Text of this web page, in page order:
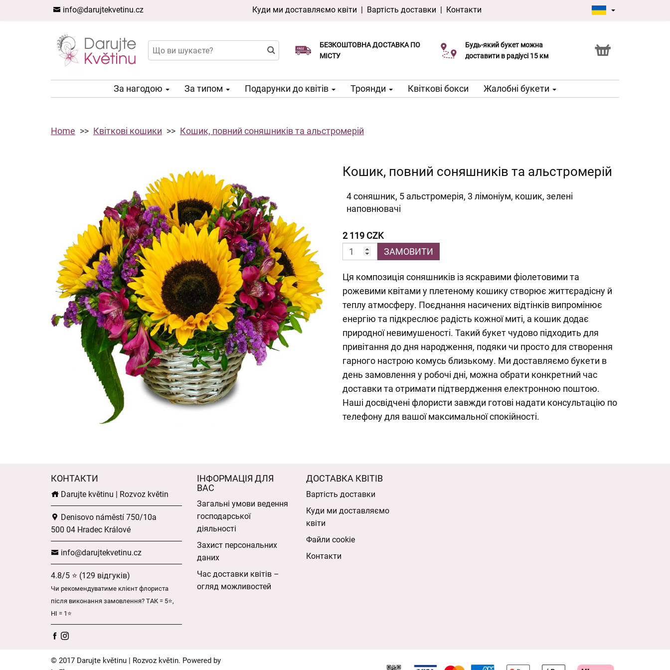
info@darujtekvetinu.cz Куди ми доставляємо квіти | Вартість доставки | Контакти
БЕЗКОШТОВНА ДОСТАВКА ПО
МІСТУ
Доставка в той же день доступна
Виберіть дату доставки
Будь-який букет можна
доставити в радіусі 15 км
Послуга Click & Collect
За нагодою За типом Подарунки до квітів Троянди Квіткові бокси Жалобні букети
Home Квіткові кошики Кошик, повний соняшників та альстромерій
Кошик, повний соняшників та альстромерій
4 соняшник, 5 альстромерія, 3 лімоніум, кошик, зелені
наповнювачі
2 119 CZK
ЗАМОВИТИ
Ця композиція соняшників із яскравими фіолетовими та
рожевими квітами у плетеному кошику створює життєрадісну й
теплу атмосферу. Поєднання насичених відтінків випромінює
енергію та підкреслює радість кожної миті, а кошик додає
природної невимушеності. Такий букет чудово підходить для
привітання до дня народження, подяки чи просто для створення
гарного настрою комусь близькому. Ми доставляємо букети в
день замовлення у робочі дні, можна обрати конкретний час
доставки та отримати підтвердження електронною поштою.
Наші досвідчені флористи завжди готові надати консультацію по
телефону для вашої максимальної спокійності.
КОНТАКТИ
Darujte květinu | Rozvoz květin
Denisovo náměstí 750/10a
500 04 Hradec Králové
info@darujtekvetinu.cz
4.8/5 ⭐ (129 відгуків)
Чи рекомендуватиме клієнт флориста
після виконання замовлення? ТАК = 5⭐,
НІ = 1⭐
ІНФОРМАЦІЯ ДЛЯ
ВАС
Загальні умови ведення
господарської
діяльності
Захист персональних
даних
Час доставки квітів –
огляд можливостей
ДОСТАВКА КВІТІВ
Вартість доставки
Куди ми доставляємо
квіти
Файли cookie
Контакти
© 2017 Darujte květinu | Rozvoz květin. Powered by